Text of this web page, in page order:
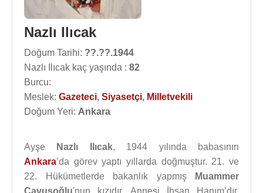
Nazlı Ilıcak
Doğum Tarihi: ??.??.1944
Nazlı Ilıcak kaç yaşında : 82
Burcu:
Meslek: Gazeteci, Siyasetçi, Milletvekili
Doğum Yeri: Ankara
Ayşe Nazlı Ilıcak, 1944 yılında babasının
Ankara’da görev yaptı yıllarda doğmuştur. 21. ve
22. Hükümetlerde bakanlık yapmış
Muammer
Çavuşoğlu'nun kızıdır. Annesi İhsan Hanım’dır.